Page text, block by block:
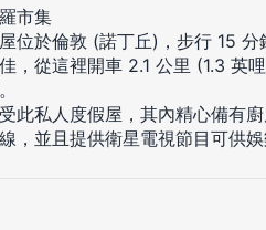
市集
位於倫敦 (諾丁丘)，步行 15
，從這裡開車 2.1 公里 (1.3 英
此私人度假屋，其內精心備有
，並且提供衛星電視節目可供